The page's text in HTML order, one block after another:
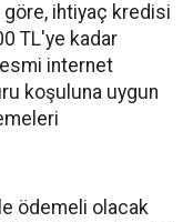
göre, ihtiyaç kredisi
TL'ye kadar
internet
koşuluna uygun
ödemeli olacak